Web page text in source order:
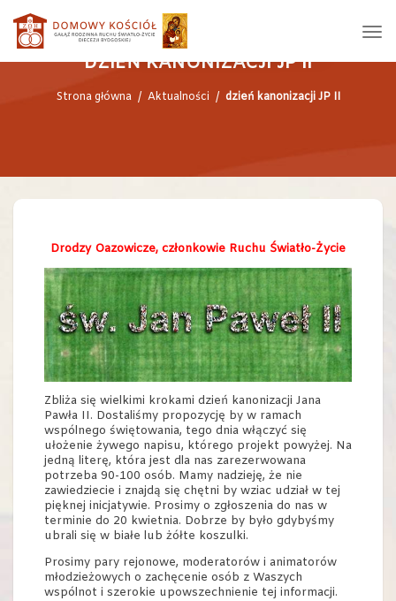
DZIEŃ KANONIZACJI JP II
Strona główna / Aktualności / dzień kanonizacji JP II
Drodzy Oazowicze, członkowie Ruchu Światło-Życie
Zbliża się wielkimi krokami dzień kanonizacji Jana
Pawła II. Dostaliśmy propozycję by w ramach
wspólnego świętowania, tego dnia włączyć się
ułożenie żywego napisu, którego projekt powyżej. Na
jedną literę, która jest dla nas zarezerwowana
potrzeba 90-100 osób. Mamy nadzieję, że nie
zawiedziecie i znajdą się chętni by wziac udział w tej
pięknej inicjatywie. Prosimy o zgłoszenia do nas w
terminie do 20 kwietnia. Dobrze by było gdybyśmy
ubrali się w białe lub żółte koszulki.
Prosimy pary rejonowe, moderatorów i animatorów
młodzieżowych o zachęcenie osób z Waszych
wspólnot i szerokie upowszechnienie tej informacji.